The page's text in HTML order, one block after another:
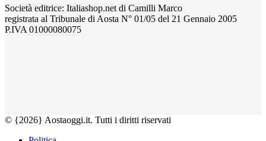
Società editrice: Italiashop.net di Camilli Marco
registrata al Tribunale di Aosta N° 01/05 del 21 Gennaio 2005
P.IVA 01000080075
© {2026} Aostaoggi.it. Tutti i diritti riservati